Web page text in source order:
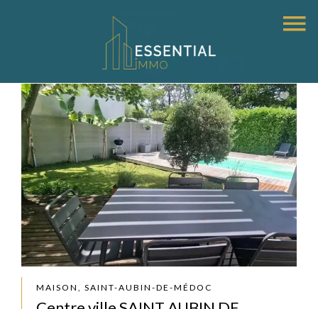
MAISON, SAINT-AUBIN-DE-MÉDOC